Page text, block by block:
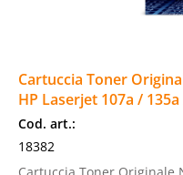
Cartuccia Toner
HP Laserjet 107a /
Cod. art.:
18382